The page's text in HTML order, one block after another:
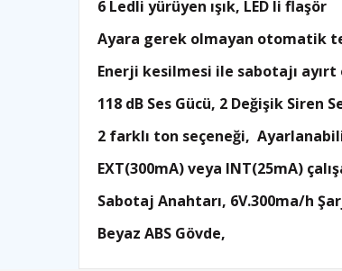
6 Ledli yürüyen ışık, LED li flaşör
Ayara gerek olmayan otomatik
Enerji kesilmesi ile sabotajı
118 dB Ses Gücü, 2 Değişik Siren
2 farklı ton seçeneği,
EXT(300mA) veya INT(25mA)
Sabotaj Anahtarı, 6V.300ma/h
Beyaz ABS Gövde,